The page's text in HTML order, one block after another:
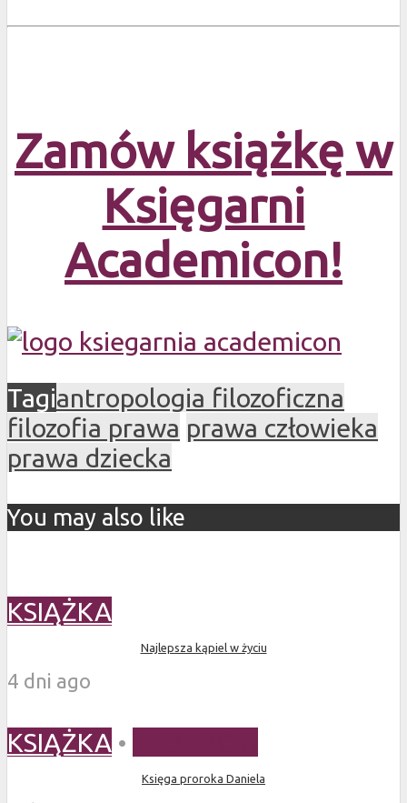
Zamów książkę w
Księgarni
Academicon!
Tagiantropologia filozoficzna
filozofia prawa prawa człowieka
prawa dziecka
You may also like
KSIĄŻKA
Najlepsza kąpiel w życiu
4 dni ago
KSIĄŻKA •
Księga proroka Daniela